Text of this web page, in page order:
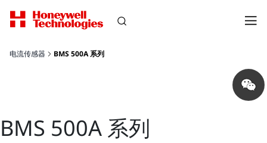
电流传感器 BMS 500A 系列
Share
on
wechat
BMS 500A 系列